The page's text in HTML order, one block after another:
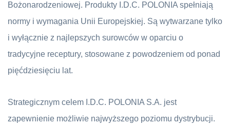
Bożonarodzeniowej. Produkty I.D.C. POLONIA spełniają
normy i wymagania Unii Europejskiej. Są wytwarzane tylko
i wyłącznie z najlepszych surowców w oparciu o
tradycyjne receptury, stosowane z powodzeniem od ponad
pięćdziesięciu lat.
Strategicznym celem I.D.C. POLONIA S.A. jest
zapewnienie możliwie najwyższego poziomu dystrybucji.